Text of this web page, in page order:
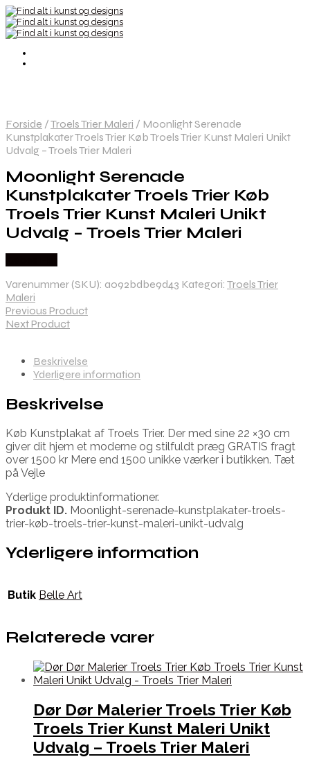
Forside /Troels Trier Maleri / Moonlight Serenade
Kunstplakater Troels Trier Køb Troels Trier Kunst Maleri Unikt
Udvalg – Troels Trier Maleri
Moonlight Serenade
Kunstplakater Troels Trier Køb
Troels Trier Kunst Maleri Unikt
Udvalg – Troels Trier Maleri
Varenummer (SKU): a092bdbe9d43 Kategori: Troels Trier
Maleri
Previous Product
Next Product
Beskrivelse
Yderligere information
Beskrivelse
Køb Kunstplakat af Troels Trier. Der med sine 22 ×30 cm
giver dit hjem et moderne og stilfuldt præg GRATIS fragt
over 1500 kr Mere end 1500 unikke værker i butikken. Tæt
på Vejle
Yderlige produktinformationer.
Produkt ID. Moonlight-serenade-kunstplakater-troels-
trier-køb-troels-trier-kunst-maleri-unikt-udvalg
Yderligere information
Butik Belle Art
Relaterede varer
Dør Dør Malerier Troels Trier Køb
Troels Trier Kunst Maleri Unikt
Udvalg – Troels Trier Maleri